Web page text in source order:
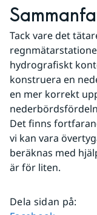
Tack vare det
hydrografiskt
konstruera en
en mer korrekt
Det finns
vi kan vara
beräknas med
är för liten.
Dela sidan på: